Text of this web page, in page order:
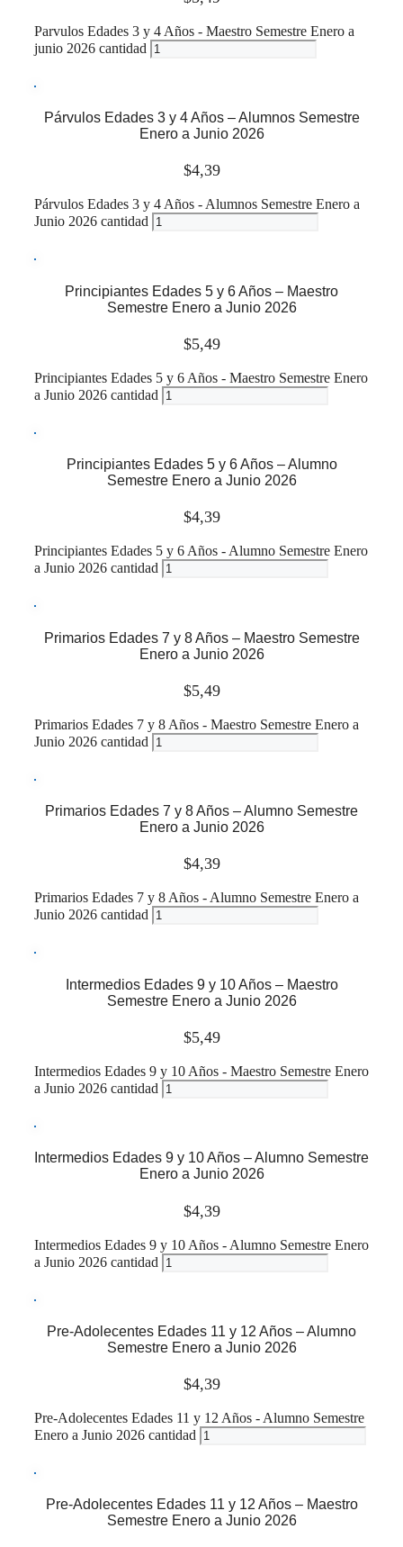
Parvulos Edades 3 y 4 Años - Maestro Semestre Enero a
junio 2026 cantidad
Párvulos Edades 3 y 4 Años – Alumnos Semestre
Enero a Junio 2026
$4,39
Párvulos Edades 3 y 4 Años - Alumnos Semestre Enero a
Junio 2026 cantidad
Principiantes Edades 5 y 6 Años – Maestro
Semestre Enero a Junio 2026
$5,49
Principiantes Edades 5 y 6 Años - Maestro Semestre Enero
a Junio 2026 cantidad
Principiantes Edades 5 y 6 Años – Alumno
Semestre Enero a Junio 2026
$4,39
Principiantes Edades 5 y 6 Años - Alumno Semestre Enero
a Junio 2026 cantidad
Primarios Edades 7 y 8 Años – Maestro Semestre
Enero a Junio 2026
$5,49
Primarios Edades 7 y 8 Años - Maestro Semestre Enero a
Junio 2026 cantidad
Primarios Edades 7 y 8 Años – Alumno Semestre
Enero a Junio 2026
$4,39
Primarios Edades 7 y 8 Años - Alumno Semestre Enero a
Junio 2026 cantidad
Intermedios Edades 9 y 10 Años – Maestro
Semestre Enero a Junio 2026
$5,49
Intermedios Edades 9 y 10 Años - Maestro Semestre Enero
a Junio 2026 cantidad
Intermedios Edades 9 y 10 Años – Alumno Semestre
Enero a Junio 2026
$4,39
Intermedios Edades 9 y 10 Años - Alumno Semestre Enero
a Junio 2026 cantidad
Pre-Adolecentes Edades 11 y 12 Años – Alumno
Semestre Enero a Junio 2026
$4,39
Pre-Adolecentes Edades 11 y 12 Años - Alumno Semestre
Enero a Junio 2026 cantidad
Pre-Adolecentes Edades 11 y 12 Años – Maestro
Semestre Enero a Junio 2026